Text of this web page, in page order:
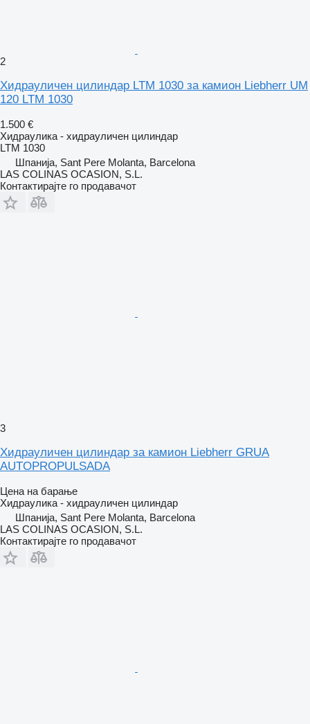
2
Хидрауличен цилиндар LTM 1030 за камион Liebherr UM
120 LTM 1030
1.500 €
Хидраулика - хидрауличен цилиндар
LTM 1030
Шпанија, Sant Pere Molanta, Barcelona
LAS COLINAS OCASION, S.L.
Контактирајте го продавачот
3
Хидрауличен цилиндар за камион Liebherr GRUA
AUTOPROPULSADA
Цена на барање
Хидраулика - хидрауличен цилиндар
Шпанија, Sant Pere Molanta, Barcelona
LAS COLINAS OCASION, S.L.
Контактирајте го продавачот